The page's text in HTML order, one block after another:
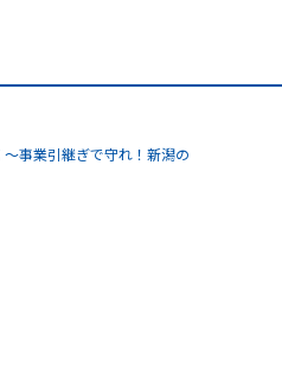
事業引継ぎで守れ！新潟の